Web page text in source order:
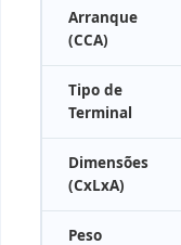
Arranque
(CCA)
Tipo de
Terminal
Dimensões
(CxLxA)
Peso